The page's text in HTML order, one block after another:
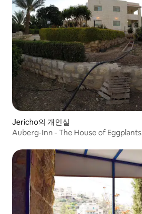
Jericho의 개인실
Auberg-Inn - The House of Eggplants